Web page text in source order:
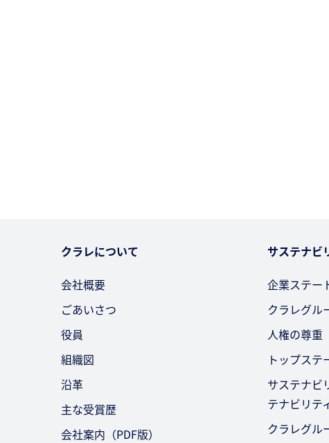
クラレについて
会社概要
ごあいさつ
役員
組織図
沿革
主な受賞歴
会社案内（PDF版）
サステナビ
企業ステー
クラレグル
人権の尊重
トップステ
サステナビ
テナビリテ
クラレグル